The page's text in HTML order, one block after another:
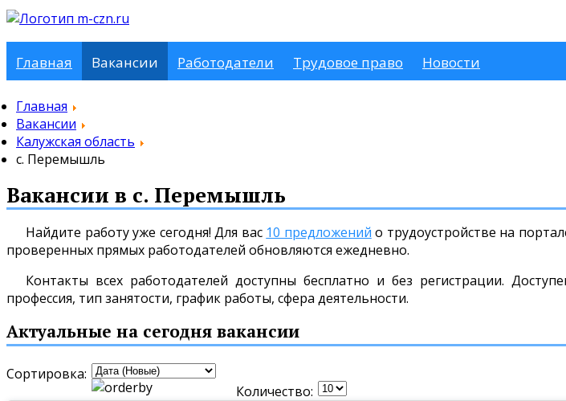
Главная Вакансии Работодатели Трудовое право Новости
Главная
Вакансии
Калужская область
с. Перемышль
Вакансии в с. Перемышль
Найдите работу уже сегодня! Для вас 10 предложений о трудоустройстве на
проверенных прямых работодателей обновляются ежедневно.
Контакты всех работодателей доступны бесплатно и без регистрации.
профессия, тип занятости, график работы, сфера деятельности.
Актуальные на сегодня вакансии
Сортировка:
Количество: